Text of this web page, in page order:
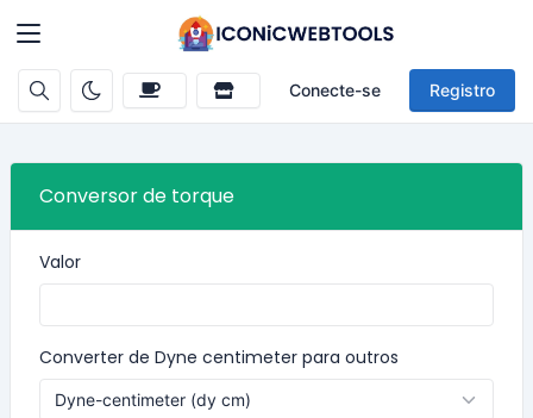
Conecte-se Registro
Conversor de torque
Valor
Converter de Dyne centimeter para outros